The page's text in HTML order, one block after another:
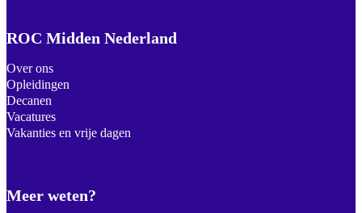
ROC Midden Nederland
Over ons
Opleidingen
Decanen
Vacatures
Vakanties en vrije dagen
Meer weten?